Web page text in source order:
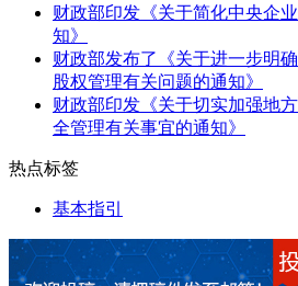
财政部印发《关于简化中央企
知》
财政部发布了《关于进一步明
股权管理有关问题的通知》
财政部印发《关于切实加强地
全管理有关事宜的通知》
热点标签
基本指引